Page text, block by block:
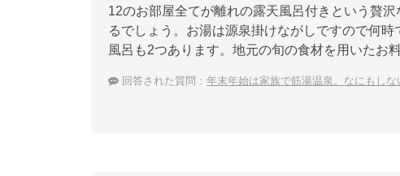
12のお部屋全てが離れの露天風呂付きという贅
るでしょう。お湯は源泉掛けながしですので何
風呂も2つあります。地元の旬の食材を用いたお
回答された質問： 年末年始は家族で筋湯温泉。なにもし